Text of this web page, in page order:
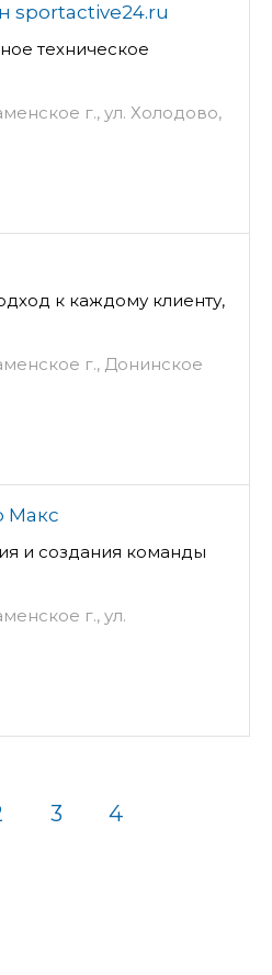
sportactive24.ru
техническое
г., ул. Холодово,
к каждому клиенту,
г., Донинское
Макс
и создания команды
г., ул.
3 4